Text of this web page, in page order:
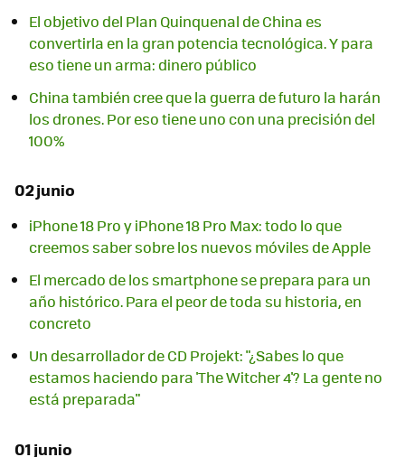
El objetivo del Plan Quinquenal de China es
convertirla en la gran potencia tecnológica. Y para
eso tiene un arma: dinero público
China también cree que la guerra de futuro la harán
los drones. Por eso tiene uno con una precisión del
100%
02 junio
iPhone 18 Pro y iPhone 18 Pro Max: todo lo que
creemos saber sobre los nuevos móviles de Apple
El mercado de los smartphone se prepara para un
año histórico. Para el peor de toda su historia, en
concreto
Un desarrollador de CD Projekt: "¿Sabes lo que
estamos haciendo para 'The Witcher 4'? La gente no
está preparada"
01 junio